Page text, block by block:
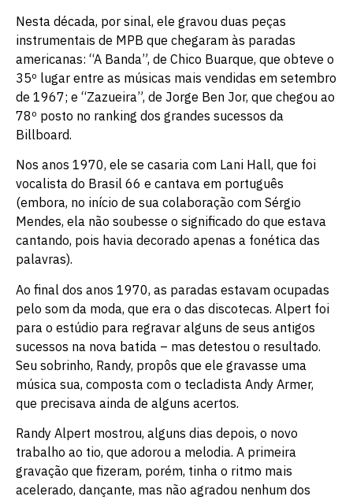
Nesta década, por sinal, ele gravou duas peças
instrumentais de MPB que chegaram às paradas
americanas: “A Banda”, de Chico Buarque, que obteve o
35º lugar entre as músicas mais vendidas em setembro
de 1967; e “Zazueira”, de Jorge Ben Jor, que chegou ao
78º posto no ranking dos grandes sucessos da
Billboard.
Nos anos 1970, ele se casaria com Lani Hall, que foi
vocalista do Brasil 66 e cantava em português
(embora, no início de sua colaboração com Sérgio
Mendes, ela não soubesse o significado do que estava
cantando, pois havia decorado apenas a fonética das
palavras).
Ao final dos anos 1970, as paradas estavam ocupadas
pelo som da moda, que era o das discotecas. Alpert foi
para o estúdio para regravar alguns de seus antigos
sucessos na nova batida – mas detestou o resultado.
Seu sobrinho, Randy, propôs que ele gravasse uma
música sua, composta com o tecladista Andy Armer,
que precisava ainda de alguns acertos.
Randy Alpert mostrou, alguns dias depois, o novo
trabalho ao tio, que adorou a melodia. A primeira
gravação que fizeram, porém, tinha o ritmo mais
acelerado, dançante, mas não agradou nenhum dos